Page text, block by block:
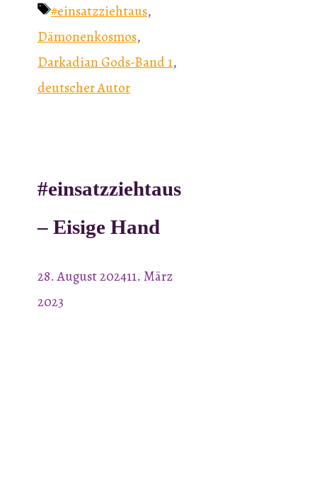
Schlagwörter
#einsatzziehtaus,
Dämonenkosmos,
Darkadian Gods-Band 1,
deutscher Autor
#einsatzziehtaus
– Eisige Hand
28. August 202411. März
2023